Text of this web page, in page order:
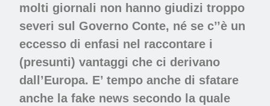
molti giornali non hanno giudizi troppo
severi sul Governo Conte, né se c’’è un
eccesso di enfasi nel raccontare i
(presunti) vantaggi che ci derivano
dall’Europa. E’ tempo anche di sfatare
anche la fake news secondo la quale